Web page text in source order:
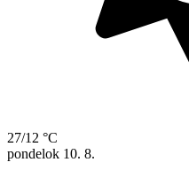
27/12 °C
pondelok 10. 8.